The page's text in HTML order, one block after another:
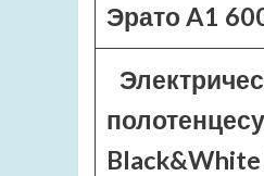
Эрато A1